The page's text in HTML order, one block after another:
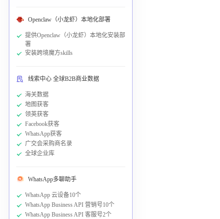
Openclaw（小龙虾）本地化部署
提供Openclaw（小龙虾）本地化安装部
署
安装跨境魔方skills
线索中心 全球B2B商业数据
海关数据
地图获客
领英获客
Facebook获客
WhatsApp获客
广交会采购商名录
全球企业库
WhatsApp多聊助手
WhatsApp 云设备10个
WhatsApp Business API 营销号10个
WhatsApp Business API 客服号2个